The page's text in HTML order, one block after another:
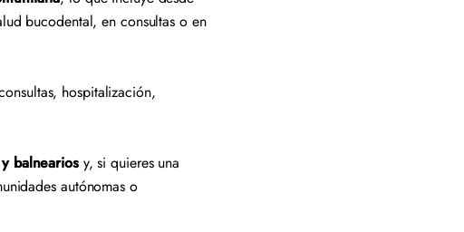
bucodental, en consultas o en
hospitalización,
balneariosy, si quieres una
autónomas o